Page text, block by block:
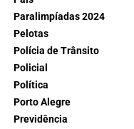
Paralimpíadas 2024
Pelotas
Polícia de Trânsito
Policial
Política
Porto Alegre
Previdência